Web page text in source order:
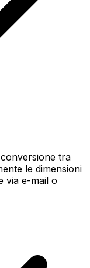
tra
le dimensioni
via e-mail o